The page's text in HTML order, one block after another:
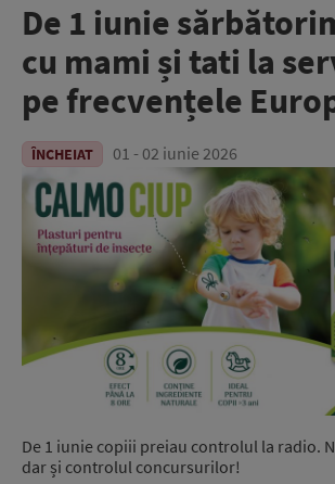
De 1 iunie
cu mami și tati la
pe frecvențele
ÎNCHEIAT 01 - 02 iunie 2026
De 1 iunie copiii preiau controlul la radio.
dar și controlul concursurilor!